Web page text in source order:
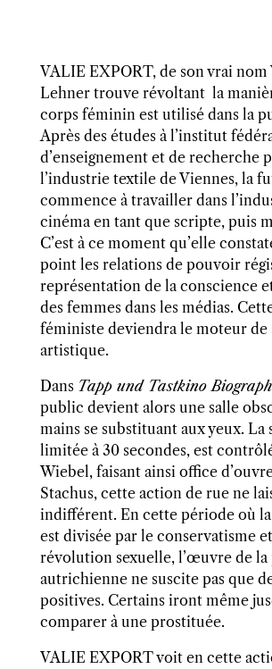
VALIE EXPORT, de son vrai nom
Lehner trouve révoltant la
corps féminin est utilisé dans la
Après des études à l’institut
d’enseignement et de recherche
l’industrie textile de Viennes, la
commence à travailler dans
cinéma en tant que scripte, puis
C’est à ce moment qu’elle
point les relations de pouvoir
représentation de la conscience
des femmes dans les médias.
féministe deviendra le moteur de
artistique.
Dans Tapp und Tastkino
public devient alors une salle
mains se substituant aux yeux. La
limitée à 30 secondes, est
Wiebel, faisant ainsi office
Stachus, cette action de rue ne
indifférent. En cette période où
est divisée par le conservatisme
révolution sexuelle, l’œuvre de
autrichienne ne suscite pas que
positives. Certains iront même
comparer à une prostituée.
VALIE EXPORT voit en cette